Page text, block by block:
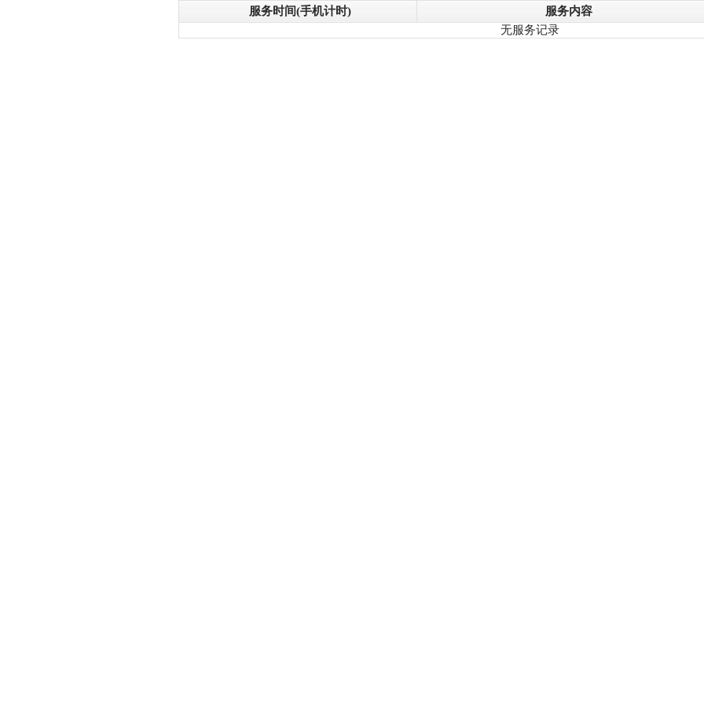
服务时间(手机计时)
服务内容
无服务记录